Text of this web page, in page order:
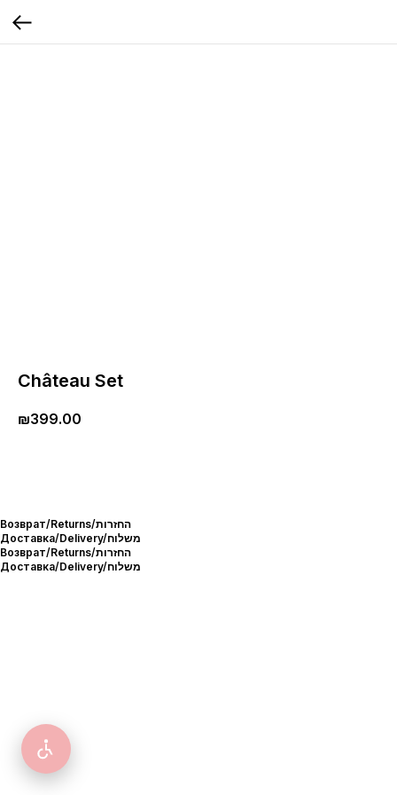
Château Set
₪399.00
Возврат/Returns/החזרות
Доставка/Delivery/משלוח
Возврат/Returns/החזרות
Доставка/Delivery/משלוח